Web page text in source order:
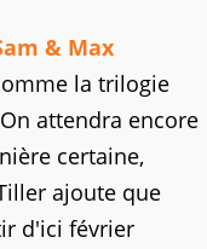
& Max
la trilogie
attendra encore
certaine,
ajoute que
d'ici février